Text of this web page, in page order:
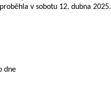
v sobotu 12. dubna 2025.
dne